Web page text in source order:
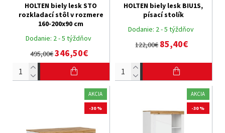
Dodanie: 2 - 5 týždňov
HOLTEN biely lesk STO
rozkladací stôl v rozmere
160-200x90 cm
495,00€346,50€
Dodanie: 2 - 5 týždňov
HOLTEN biely lesk BIU1S,
písací stolík
122,00€85,40€
AKCIA
-30 %
AKCIA
-30 %